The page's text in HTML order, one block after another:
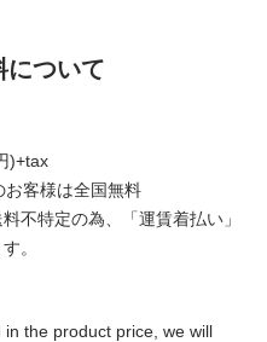
について
)+tax
お客様は全国無料
不特定の為、「運賃着払い」
。
the product price, we will